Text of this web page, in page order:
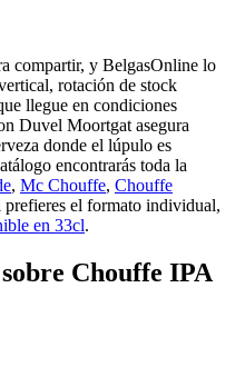
compartir, y BelgasOnline lo
rotación de stock
llegue en condiciones
Duvel Moortgat asegura
donde el lúpulo es
encontrarás toda la
, Mc Chouffe, Chouffe
el formato individual,
en 33cl.
Chouffe IPA